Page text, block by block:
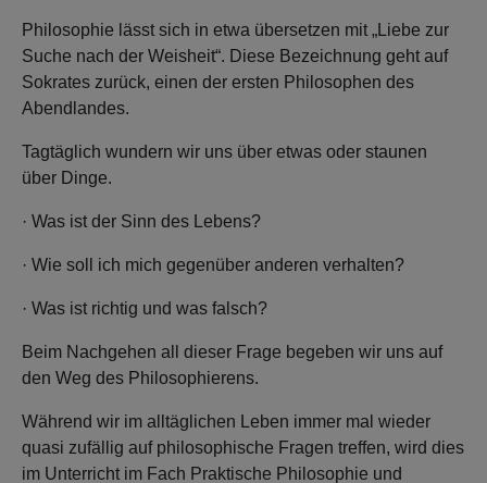
Philosophie lässt sich in etwa übersetzen mit „Liebe zur
Suche nach der Weisheit“. Diese Bezeichnung geht auf
Sokrates zurück, einen der ersten Philosophen des
Abendlandes.
Tagtäglich wundern wir uns über etwas oder staunen
über Dinge.
· Was ist der Sinn des Lebens?
· Wie soll ich mich gegenüber anderen verhalten?
· Was ist richtig und was falsch?
Beim Nachgehen all dieser Frage begeben wir uns auf
den Weg des Philosophierens.
Während wir im alltäglichen Leben immer mal wieder
quasi zufällig auf philosophische Fragen treffen, wird dies
im Unterricht im Fach Praktische Philosophie und